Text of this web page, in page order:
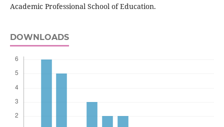
Academic Professional School of Education.
DOWNLOADS